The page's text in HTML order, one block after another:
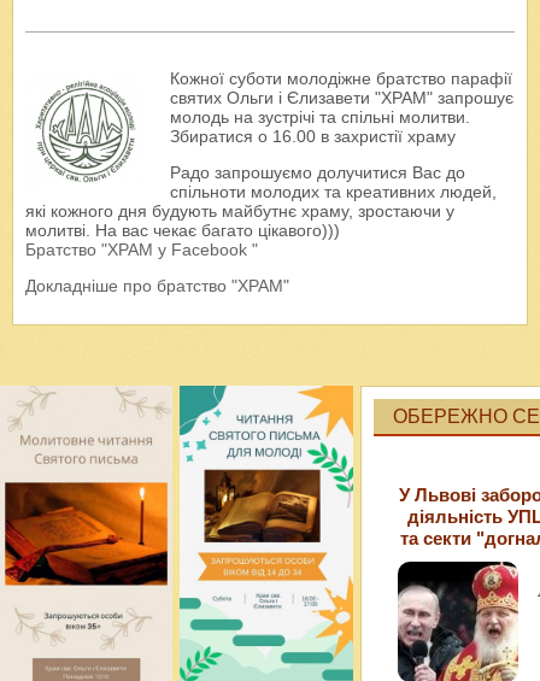
Кожної суботи молодіжне братство парафії
святих Ольги і Єлизавети "ХРАМ" запрошує
молодь на зустрічі та спільні молитви.
Збиратися о 16.00 в захристії храму
Радо запрошуємо долучитися Вас до
спільноти молодих та креативних людей,
які кожного дня будують майбутнє храму, зростаючи у
молитві. На вас чекає багато цікавого)))
Братство "ХРАМ у Facebook "
Докладніше про братство "ХРАМ"
ОБЕРЕЖНО
У Львові
діяльність
та секти